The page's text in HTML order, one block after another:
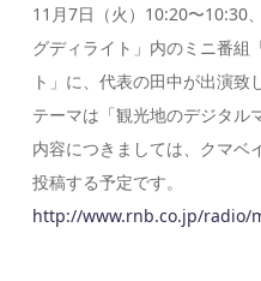
11月7日（火）10:20〜10:30
グディライト」内のミニ番組
ト」に、代表の田中が出演致
テーマは「観光地のデジタル
内容につきましては、クマベ
投稿する予定です。
http://www.rnb.co.jp/radio/